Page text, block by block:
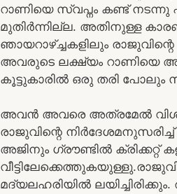
റാണിയെ സ്വപ്നം കണ്ട്
മുതിർന്നില്ല. അതിനുള്ള
ഞായറാഴ്ച്ചകളിലും
അവരുടെ ലക്ഷ്യം റാണിയെ
കൂട്ടുകാരിൽ ഒരു തരി പോലും
അവൻ അവരെ അത്രമേൽ
രാജുവിന്റെ
അജിനും ഗ്രൗണ്ടിൽ ക്രിക്കറ്റ്
മദ്യലഹരിയിൽ